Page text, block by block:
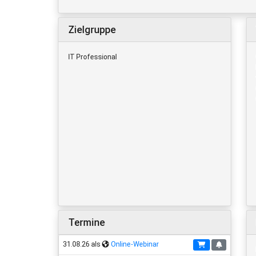
Zielgruppe
IT Professional
Termine
31.08.26 als Online-Webinar